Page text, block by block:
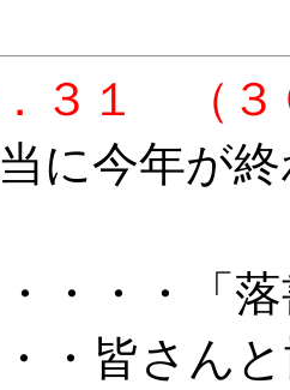
．３１ （３
に今年が
・・・「
・皆さん